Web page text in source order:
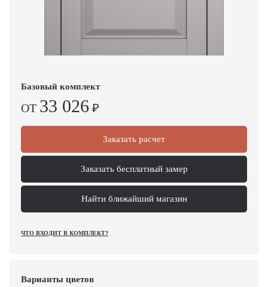
Базовый комплект
ОТ 33 026 ₽
Заказать расчет
Заказать бесплатный замер
Найти ближайший магазин
ЧТО ВХОДИТ В КОМПЛЕКТ?
Варианты цветов